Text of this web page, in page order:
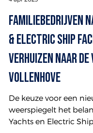
4 apr 2023
Familiebedrijven
& Electric Ship
verhuizen naar De
Vollenhove
De keuze voor een
weerspiegelt het